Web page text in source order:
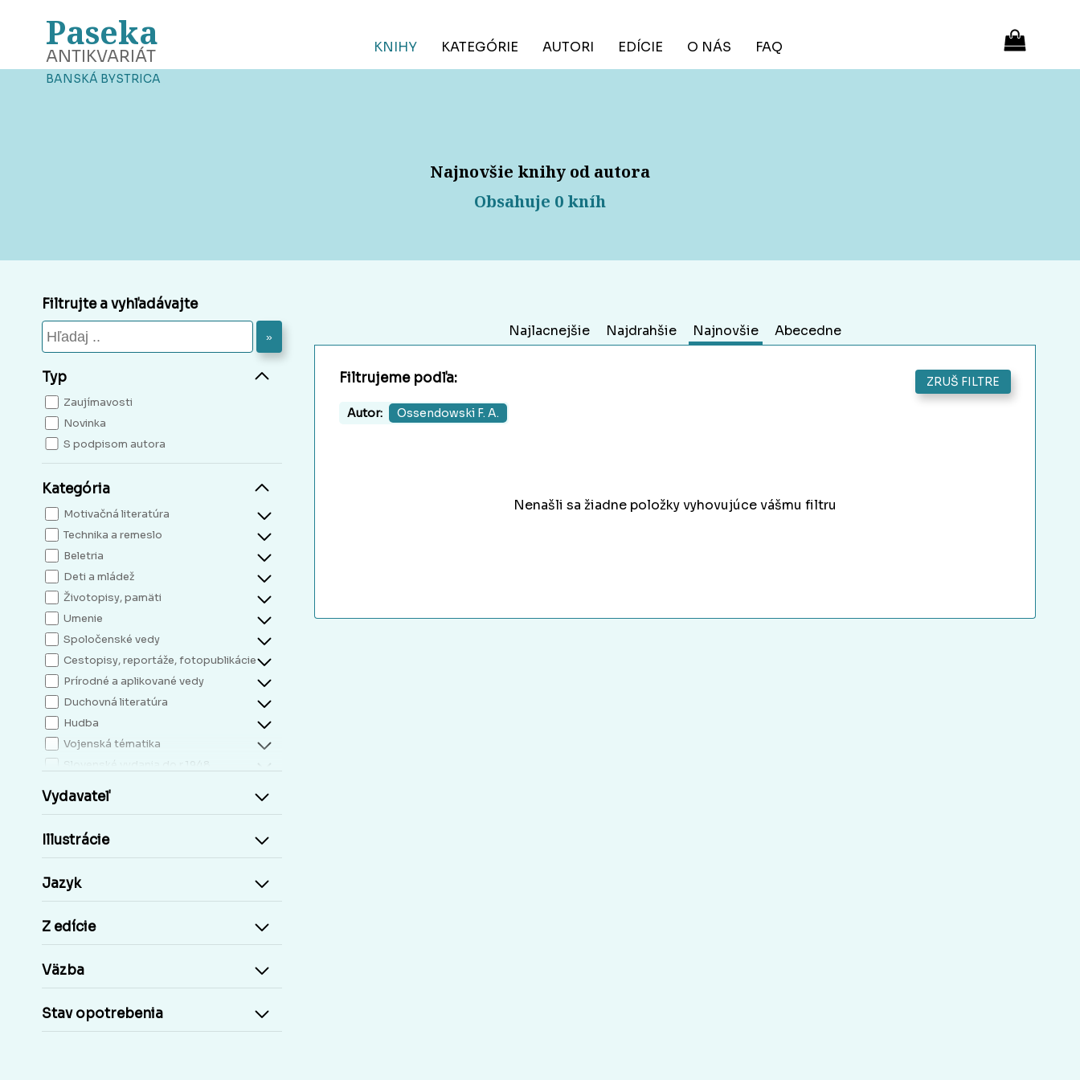
Paseka
ANTIKVARIÁT
BANSKÁ BYSTRICA
KNIHY KATEGÓRIE AUTORI EDÍCIE O NÁS FAQ
Najnovšie knihy od autora
Obsahuje 0 kníh
Filtrujte a vyhľadávajte
»
Typ
Zaujímavosti
Novinka
S podpisom autora
Kategória
Motivačná literatúra
Technika a remeslo
Beletria
Deti a mládež
Životopisy, pamäti
Umenie
Spoločenské vedy
Cestopisy, reportáže, fotopublikácie
Prírodné a aplikované vedy
Duchovná literatúra
Hudba
Vojenská tématika
Slovenské vydania do r.1948
Kresťanská literatúra
Príroda a človek
Cudzie jazyky, učebnice a slovníky
Učebnice základná škola
Staré tlače, Early prints
Časopisy a noviny
Vydavateľ
Illustrácie
Jazyk
Z edície
Väzba
Stav opotrebenia
Najlacnejšie Najdrahšie Najnovšie Abecedne
Filtrujeme podľa: ZRUŠ FILTRE
Autor: Ossendowski F. A.
Nenašli sa žiadne položky vyhovujúce vášmu filtru